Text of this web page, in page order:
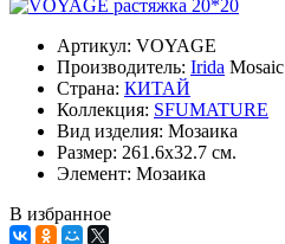
Артикул: VOYAGE
Производитель: Irida Mosaic
Страна: КИТАЙ
Коллекция: SFUMATURE
Вид изделия: Мозаика
Размер: 261.6x32.7 см.
Элемент: Мозаика
В избранное